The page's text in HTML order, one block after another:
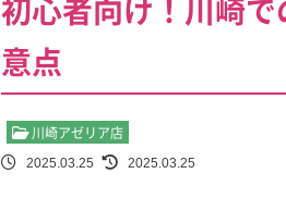
初心者向け！川崎
意点
川崎アゼリア店
2025.03.25 2025.03.25